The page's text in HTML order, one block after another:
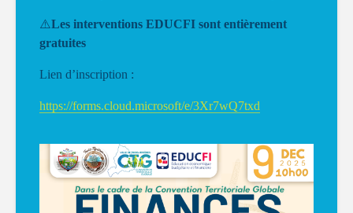
⚠️Les interventions EDUCFI sont entièrement
gratuites
Lien d’inscription :
https://forms.cloud.microsoft/e/3Xr7wQ7txd